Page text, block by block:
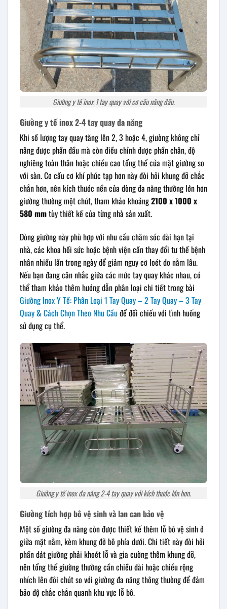
Giường y tế inox 1 tay quay với cơ cấu nâng đầu.
Giường y tế inox 2-4 tay quay đa năng
Khi số lượng tay quay tăng lên 2, 3 hoặc 4, giường không chỉ
nâng được phần đầu mà còn điều chỉnh được phần chân, độ
nghiêng toàn thân hoặc chiều cao tổng thể của mặt giường so
với sàn. Cơ cấu cơ khí phức tạp hơn này đòi hỏi khung đỡ chắc
chắn hơn, nên kích thước nền của dòng đa năng thường lớn hơn
giường thường một chút, tham khảo khoảng2100 x 1000 x
580 mmtùy thiết kế của từng nhà sản xuất.
Dòng giường này phù hợp với nhu cầu chăm sóc dài hạn tại
nhà, các khoa hồi sức hoặc bệnh viện cần thay đổi tư thế bệnh
nhân nhiều lần trong ngày để giảm nguy cơ loét do nằm lâu.
Nếu bạn đang cân nhắc giữa các mức tay quay khác nhau, có
thể tham khảo thêm hướng dẫn phân loại chi tiết trong bài
Giường Inox Y Tế: Phân Loại 1 Tay Quay – 2 Tay Quay – 3 Tay
Quay & Cách Chọn Theo Nhu Cầuđể đối chiếu với tình huống
sử dụng cụ thể.
Giường y tế inox đa năng 2-4 tay quay với kích thước lớn hơn.
Giường tích hợp bô vệ sinh và lan can bảo vệ
Một số giường đa năng còn được thiết kế thêm lỗ bô vệ sinh ở
giữa mặt nằm, kèm khung đỡ bô phía dưới. Chi tiết này đòi hỏi
phần dát giường phải khoét lỗ và gia cường thêm khung đỡ,
nên tổng thể giường thường cần chiều dài hoặc chiều rộng
nhích lên đôi chút so với giường đa năng thông thường để đảm
bảo độ chắc chắn quanh khu vực lỗ bô.